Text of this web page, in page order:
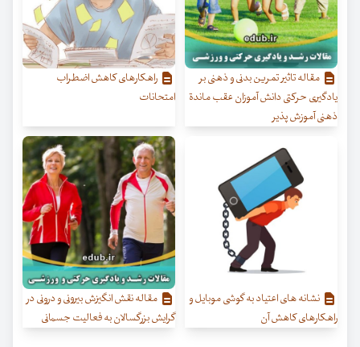
مقاله تاثیر تمرین بدنی و ذهنی بر
یادگیری حرکتی دانش آموزان عقب ماندة
ذهنی آموزش پذیر
راهکارهای کاهش اضطراب
امتحانات
نشانه های اعتیاد به گوشی موبایل و
راهکارهای کاهش آن
مقاله نقش انگیزش بیرونی و درونی در
گرایش بزرگسالان به فعالیت جسمانی